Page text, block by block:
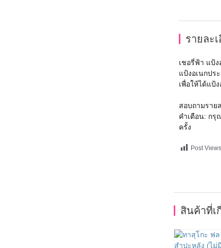
รายละ
เชอรี่ฟ้า แป้
แป้งอเนกปร
เพื่อให้ได้แป้
สอบถามราย
คำเตือน: กรุ
ครั้ง
Post
สินค้าที่เ